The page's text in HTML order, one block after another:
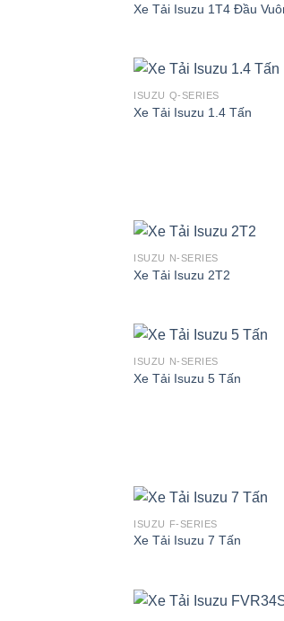
Xe Tải Isuzu 1T4 Đầu
ISUZU Q-SERIES
Xe Tải Isuzu 1.4 Tấn
ISUZU N-SERIES
Xe Tải Isuzu 2T2
ISUZU N-SERIES
Xe Tải Isuzu 5 Tấn
ISUZU F-SERIES
Xe Tải Isuzu 7 Tấn